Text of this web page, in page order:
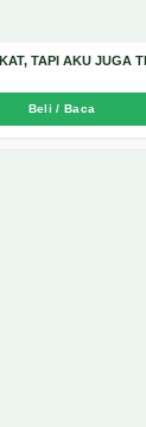
TAPI AKU JUGA
Beli / Baca